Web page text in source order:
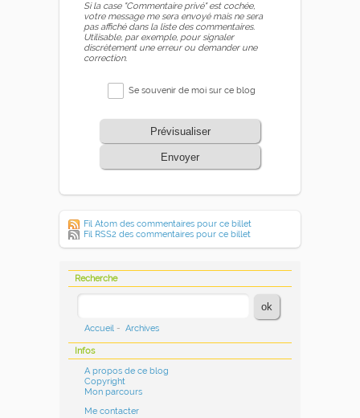
Si la case "Commentaire privé" est cochée,
votre message me sera envoyé mais ne sera
pas affiché dans la liste des commentaires.
Utilisable, par exemple, pour signaler
discrètement une erreur ou demander une
correction.
Se souvenir de moi sur ce blog
Prévisualiser
Envoyer
Fil Atom des commentaires pour ce billet
Fil RSS2 des commentaires pour ce billet
Recherche
Accueil - Archives
Infos
A propos de ce blog
Copyright
Mon parcours
Me contacter